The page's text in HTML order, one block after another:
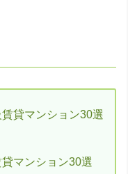
貸マンション30選
マンション30選